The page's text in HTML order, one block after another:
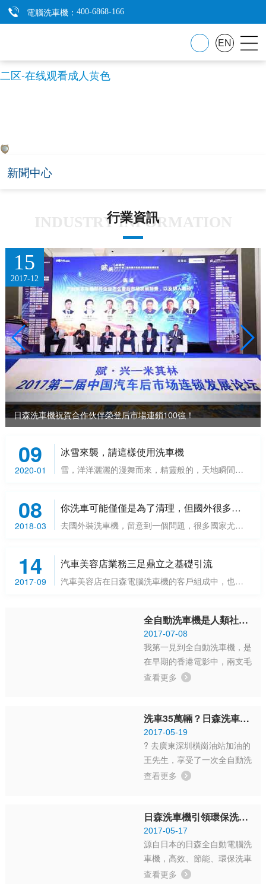
午夜视频在线-三上悠亚ssⅰn939无码播放-欧美激情啪啪-
微拍福利一区二区-午夜草逼-亚洲一个色-97国产精品久
久-四虎网址在线-偷拍盗摄高潮叫床对白清晰-九色一区
二区-在线观看成人黄色
電腦洗車機：400-6868-166
EN
新聞中心
行業資訊
INDUSTRY INFORMATION
日森洗車機祝賀合作伙伴榮登后市場連鎖100強！
15
2017-12
09
2020-01
冰雪來襲，請這樣使用洗車機
雪，洋洋灑灑的漫舞而來，精靈般的，天地瞬間圣潔，銀裝素裹，分外美麗。在美的同時，也給我們出...
08
2018-03
你洗車可能僅僅是為了清理，但國外很多人卻是為了保養車身
去國外裝洗車機，留意到一個問題，很多國家尤其歐美發達國家，跑在路上的車都特別的干凈，而且亮...
14
2017-09
汽車美容店業務三足鼎立之基礎引流
汽車美容店在日森電腦洗車機的客戶組成中，也占了很大的比例，小編大體分了一下類，大致可分為大...
全自動洗車機是人類社會文明發展的重要里程碑
2017-07-08
我第一見到全自動洗車機，是
在早期的香港電影中，兩支毛
絨的大刷子開閉，還有吹風，
由衷的感嘆。人類社會文明的
成果無處不在，科技的進步給
我們帶來的便利無處不在，只
可惜那時我國的全自動洗車...
查看更多
洗車35萬輛？日森洗車機計數照在朋友圈瘋傳
2017-05-19
? 去廣東深圳橫崗油站加油的
王先生，享受了一次全自動洗
車機洗車服務，王先生對洗車
隨手拍了下來，發到朋友圈，
并附文：“今天加油送洗車，
全自動洗車設備，全新的感
受，我是第35...
查看更多
日森洗車機引領環保洗車新模式
2017-05-17
源自日本的日森全自動電腦洗
車機，高效、節能、環保洗車
模式向全國推廣，徹底顛覆中
查看更多